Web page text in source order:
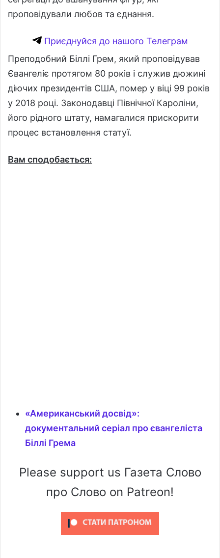
проповідували любов та єднання.
Приєднуйся до нашого Телеграм
Преподобний Біллі Грем, який проповідував
Євангеліє протягом 80 років і служив дюжині
діючих президентів США, помер у віці 99 років
у 2018 році. Законодавці Північної Кароліни,
його рідного штату, намагалися прискорити
процес встановлення статуї.
Вам сподобається:
«Американський досвід»:
документальний серіал про євангеліста
Біллі Грема
Please support us Газета Слово
про Слово on Patreon!